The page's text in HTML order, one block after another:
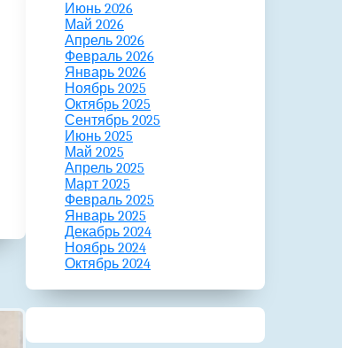
Июнь 2026
Май 2026
Апрель 2026
Февраль 2026
Январь 2026
Ноябрь 2025
Октябрь 2025
Сентябрь 2025
Июнь 2025
Май 2025
Апрель 2025
Март 2025
Февраль 2025
Январь 2025
Декабрь 2024
Ноябрь 2024
Октябрь 2024